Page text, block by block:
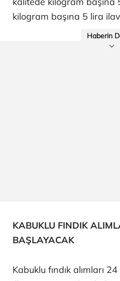
kilogram başına 5 lira
Haberin
KABUKLU FINDIK
BAŞLAYACAK
Kabuklu fındık alımları